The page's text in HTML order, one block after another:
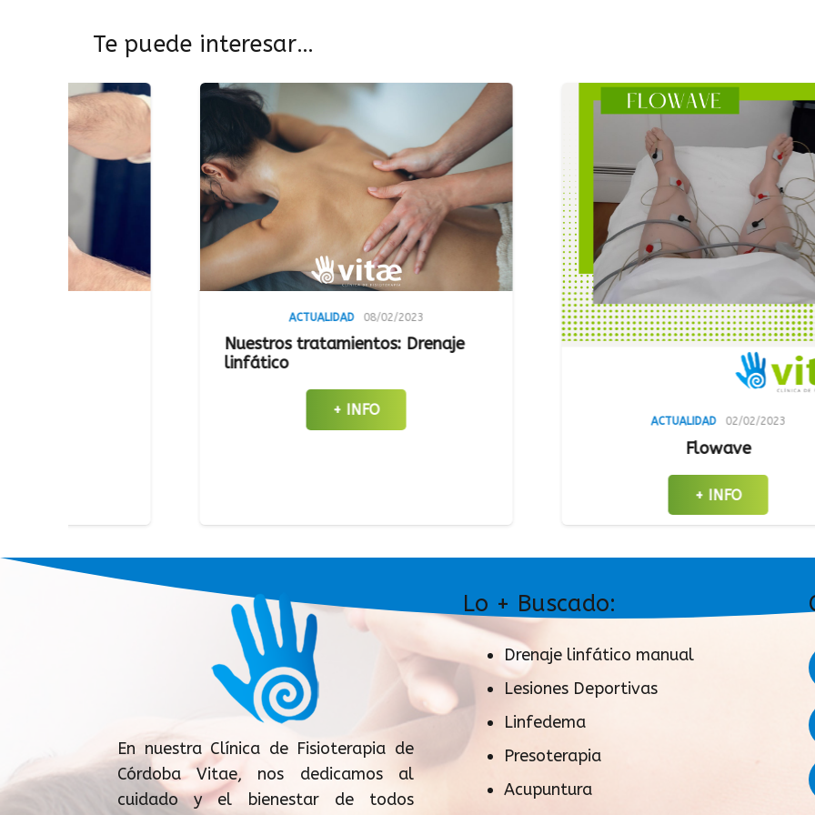
Te puede interesar…
Nuestros tratamientos: Drenaje
En nuestra Clínica de Fisioterapia de
Córdoba Vitae, nos dedicamos al
cuidado y el bienestar de todos
Lo + Buscado:
Drenaje linfático manual
Lesiones Deportivas
Linfedema
Presoterapia
Acupuntura